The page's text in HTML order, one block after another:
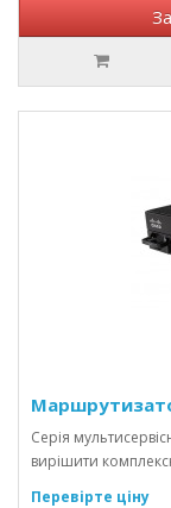
Серія
вирішити
Перевірте ціну